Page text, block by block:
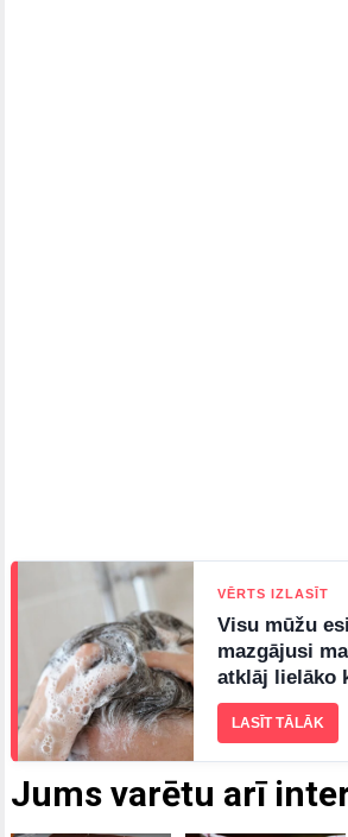
Jums varētu arī
VĒRTS IZLASĪT
Visu mūžu
mazgājusi
atklāj lielāko
LASĪT TĀLĀK